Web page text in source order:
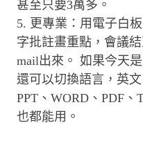
甚至只要3萬多。
5. 更專業：用電子白
字批註畫重點，會議
mail出來。 如果今天
還可以切換語言，英
PPT、WORD、PDF
也都能用。